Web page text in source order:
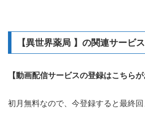
【異世界薬局 】の関連サービ
【動画配信サービスの登録はこちらが
初月無料なので、今登録すると最終回